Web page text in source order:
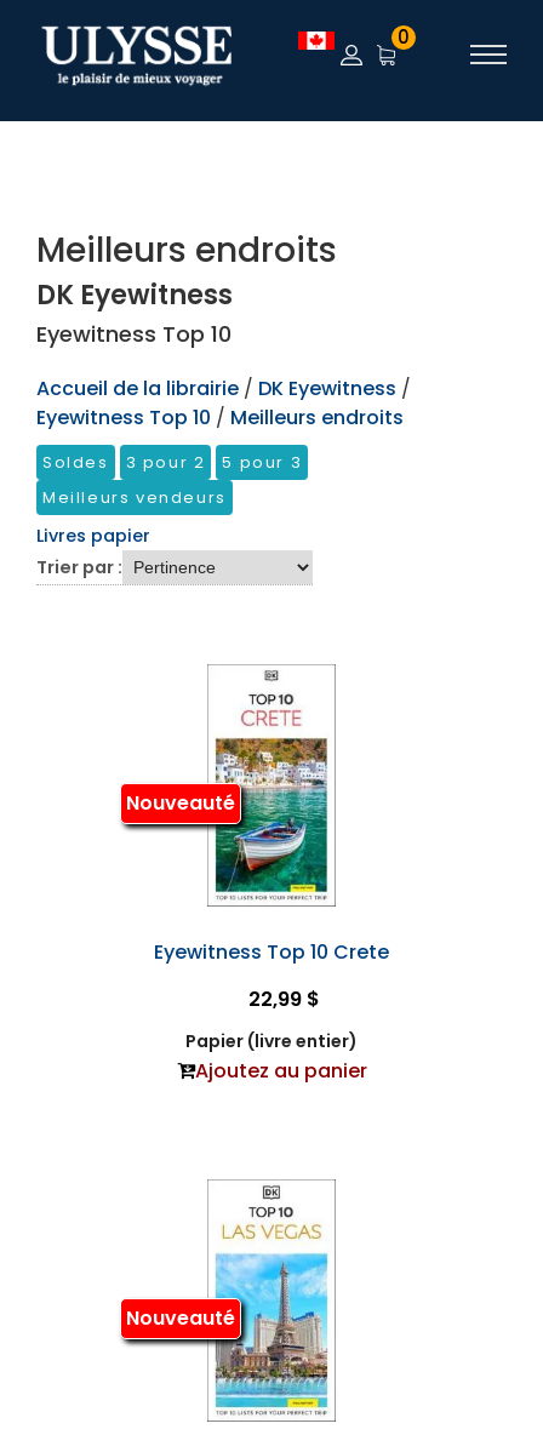
TEST 0
Meilleurs endroits
DK Eyewitness
Eyewitness Top 10
Accueil de la librairie / DK Eyewitness /
Eyewitness Top 10 / Meilleurs endroits
Soldes 3 pour 2
5 pour 3
Meilleurs vendeurs
Livres papier
Trier par :
Nouveauté
Eyewitness Top 10 Crete
22,99 $
Papier (livre entier)
Ajoutez au panier
Nouveauté